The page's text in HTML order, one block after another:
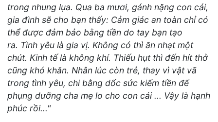
trong nhung lụa. Qua ba mươi, gánh nặng con cái,
gia đình sẽ cho bạn thấy: Cảm giác an toàn chỉ có
thể được đảm bảo bằng tiền do tay bạn tạo
ra. Tình yêu là gia vị. Không có thì ăn nhạt một
chút. Kinh tế là không khí. Thiếu hụt thì đến hít thở
cũng khó khăn. Nhân lúc còn trẻ, thay vì vật vã
trong tình yêu, chi bằng dốc sức kiếm tiền để
phụng dưỡng cha mẹ lo cho con cái ... Vậy là hạnh
phúc rồi..."